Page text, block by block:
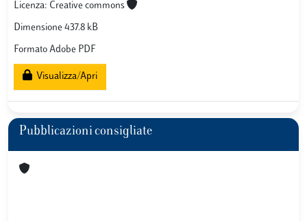
Licenza: Creative commons
Dimensione 437.8 kB
Formato Adobe PDF
Visualizza/Apri
Pubblicazioni consigliate